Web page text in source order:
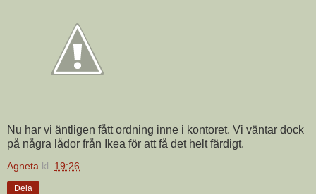
Nu har vi äntligen fått ordning inne i kontoret. Vi väntar dock
på några lådor från Ikea för att få det helt färdigt.
Agneta kl. 19:26
Dela